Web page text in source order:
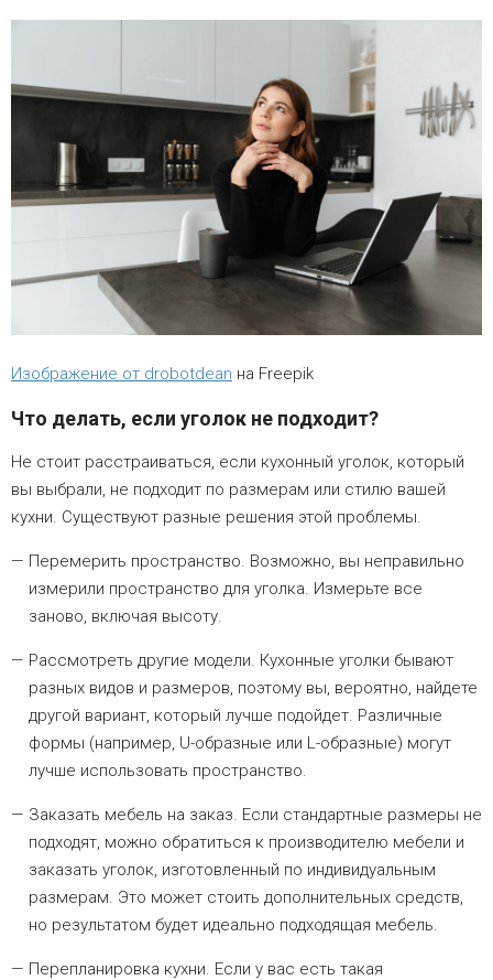
Изображение от drobotdean на Freepik
Что делать, если уголок не подходит?
Не стоит расстраиваться, если кухонный уголок, который
вы выбрали, не подходит по размерам или стилю вашей
кухни. Существуют разные решения этой проблемы.
Перемерить пространство. Возможно, вы неправильно
измерили пространство для уголка. Измерьте все
заново, включая высоту.
Рассмотреть другие модели. Кухонные уголки бывают
разных видов и размеров, поэтому вы, вероятно, найдете
другой вариант, который лучше подойдет. Различные
формы (например, U-образные или L-образные) могут
лучше использовать пространство.
Заказать мебель на заказ. Если стандартные размеры не
подходят, можно обратиться к производителю мебели и
заказать уголок, изготовленный по индивидуальным
размерам. Это может стоить дополнительных средств,
но результатом будет идеально подходящая мебель.
Перепланировка кухни. Если у вас есть такая